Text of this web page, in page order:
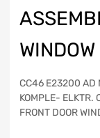
CC46 E23200 AD
KOMPLE- ELKTR.
FRONT DOOR